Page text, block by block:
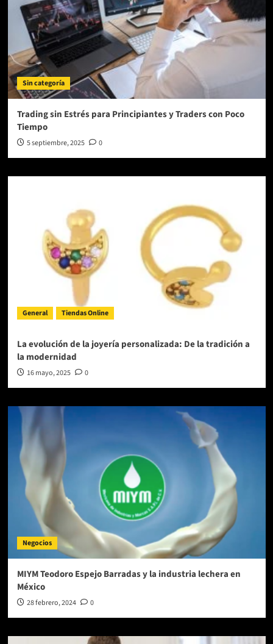
Sin categoría
Trading sin Estrés para Principiantes y Traders con Poco
Tiempo
5 septiembre, 2025 0
General Tiendas Online
La evolución de la joyería personalizada: De la tradición a
la modernidad
16 mayo, 2025 0
Negocios
MIYM Teodoro Espejo Barradas y la industria lechera en
México
28 febrero, 2024 0